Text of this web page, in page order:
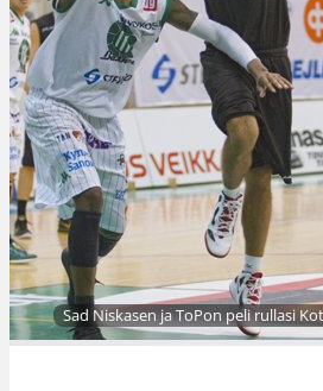
Sad Niskasen ja ToPon peli rullasi